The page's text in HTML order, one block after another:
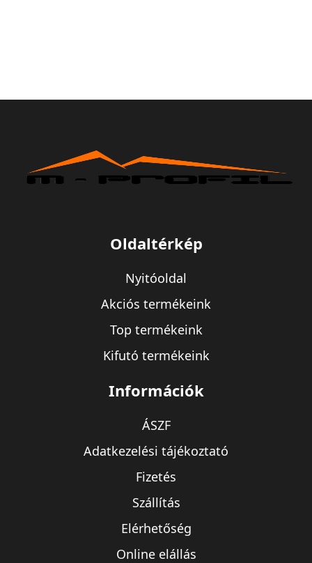
Oldaltérkép
Nyitóoldal
Akciós termékeink
Top termékeink
Kifutó termékeink
Információk
ÁSZF
Adatkezelési tájékoztató
Fizetés
Szállítás
Elérhetőség
Online elállás